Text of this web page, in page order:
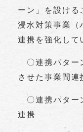
ーン」を設ける
浸水対策事業（
連携を強化して
〇連携パター
させた事業間連
〇連携パター
連携